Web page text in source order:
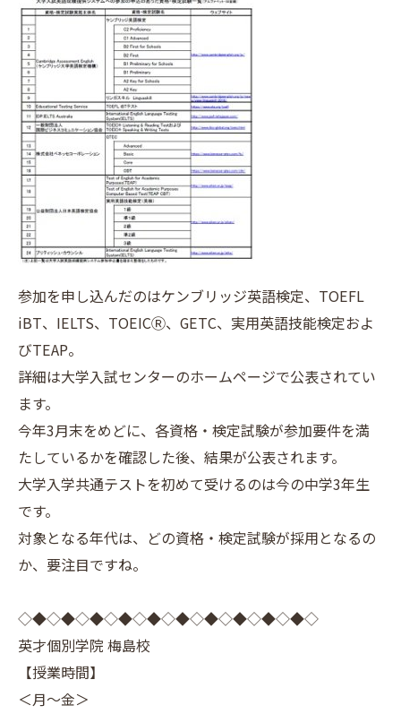
参加を申し込んだのはケンブリッジ英語検定、TOEFL
iBT、IELTS、TOEICⓇ、GETC、実用英語技能検定およ
びTEAP。
詳細は大学入試センターのホームページで公表されてい
ます。
今年3月末をめどに、各資格・検定試験が参加要件を満
たしているかを確認した後、結果が公表されます。
大学入学共通テストを初めて受けるのは今の中学3年生
です。
対象となる年代は、どの資格・検定試験が採用となるの
か、要注目ですね。
◇◆◇◆◇◆◇◆◇◆◇◆◇◆◇◆◇◆◇◆◇
英才個別学院 梅島校
【授業時間】
＜月～金＞